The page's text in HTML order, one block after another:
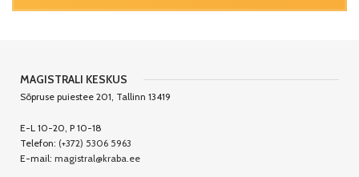
MAGISTRALI KESKUS
Sõpruse puiestee 201, Tallinn 13419
E-L 10-20, P 10-18
Telefon: (+372) 5306 5963
E-mail: magistral@kraba.ee